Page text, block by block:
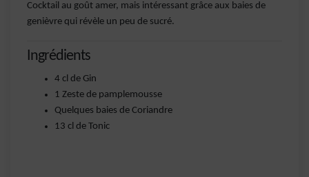
Cocktail au goût amer, mais intéressant grâce aux baies de
genièvre qui révèle un peu de sucré.
Ingrédients
4 cl de Gin
1 Zeste de pamplemousse
Quelques baies de Coriandre
13 cl de Tonic